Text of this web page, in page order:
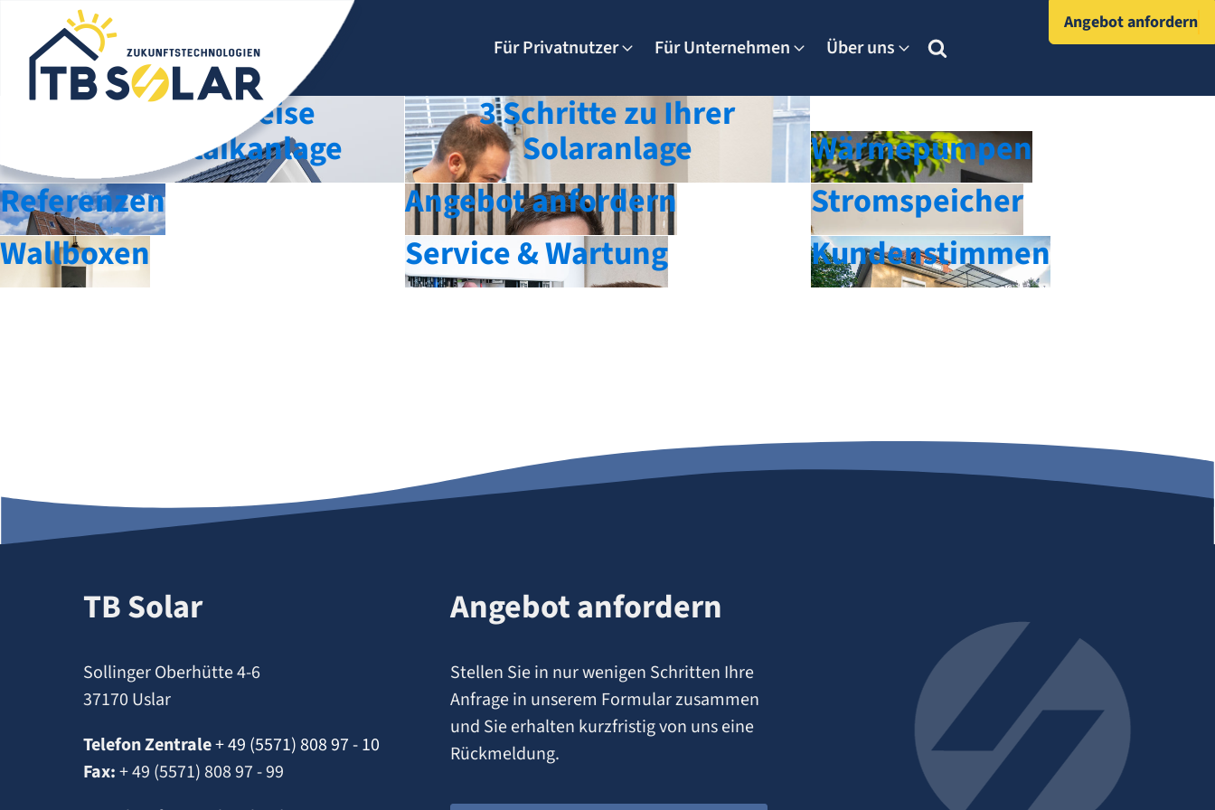
Für Privatnutzer Für Unternehmen Über uns
Angebot anfordern
Funktionsweise
Photovoltaikanlage
3 Schritte zu Ihrer
Solaranlage
Wärmepumpen
Referenzen
Angebot anfordern
Stromspeicher
Wallboxen
Service & Wartung Kundenstimmen
TB Solar
Sollinger Oberhütte 4-6
37170 Uslar
Telefon Zentrale+ 49 (5571) 808 97 - 10
Fax:+ 49 (5571) 808 97 - 99
Angebot anfordern
Stellen Sie in nur wenigen Schritten Ihre
Anfrage in unserem Formular zusammen
und Sie erhalten kurzfristig von uns eine
Rückmeldung.